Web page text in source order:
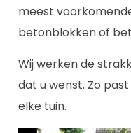
meest
betonblokken of
Wij werken de
dat u wenst. Zo
elke tuin.